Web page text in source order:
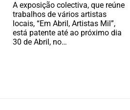
A exposição colectiva, que reúne
trabalhos de vários artistas
locais, “Em Abril, Artistas Mil”,
está patente até ao próximo dia
30 de Abril, no…